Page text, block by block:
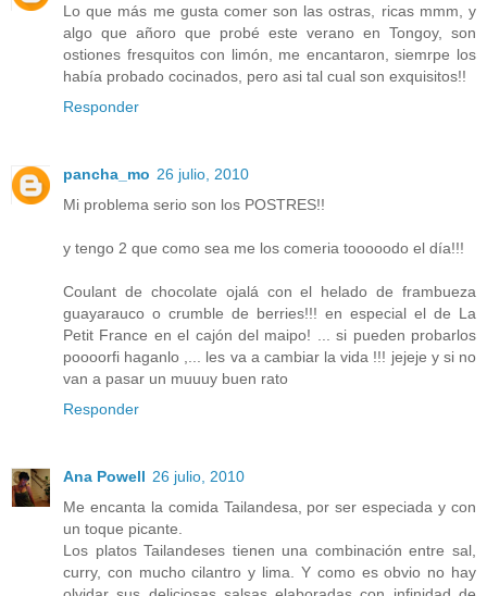
Lo que más me gusta comer son las ostras, ricas mmm, y
algo que añoro que probé este verano en Tongoy, son
ostiones fresquitos con limón, me encantaron, siemrpe los
había probado cocinados, pero asi tal cual son exquisitos!!
Responder
pancha_mo 26 julio, 2010
Mi problema serio son los POSTRES!!
y tengo 2 que como sea me los comeria tooooodo el día!!!
Coulant de chocolate ojalá con el helado de frambueza
guayarauco o crumble de berries!!! en especial el de La
Petit France en el cajón del maipo! ... si pueden probarlos
poooorfi haganlo ,... les va a cambiar la vida !!! jejeje y si no
van a pasar un muuuy buen rato
Responder
Ana Powell 26 julio, 2010
Me encanta la comida Tailandesa, por ser especiada y con
un toque picante.
Los platos Tailandeses tienen una combinación entre sal,
curry, con mucho cilantro y lima. Y como es obvio no hay